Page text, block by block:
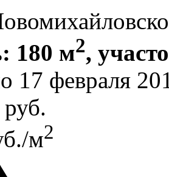
180 м2,
17 февраля
руб.
м2